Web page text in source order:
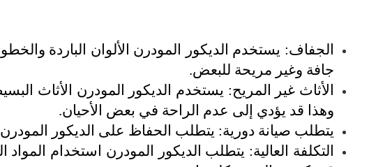
الجفاف: يستخدم الديكور المودرن الألوان الباردة
جافة وغير مريحة للبعض.
الأثاث غير المريح: يستخدم الديكور المودرن الأثاث
وهذا قد يؤدي إلى عدم الراحة في بعض الأحيان.
يتطلب صيانة دورية: يتطلب الحفاظ على الديكور المودرن
التكلفة العالية: يتطلب الديكور المودرن استخدام